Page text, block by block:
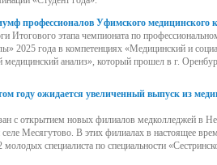
профессионалов Уфимского медицинского
Итогового этапа чемпионата по
2025 года в компетенциях «Медицинский и
медицинский анализ», который прошел в г.
году ожидается увеличенный выпуск из
с открытием новых филиалов медколледжей в
Месягутово. В этих филиалах в настоящее
молодых специалиста по специальности